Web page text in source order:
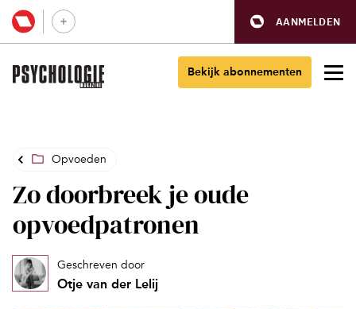
AANMELDEN
Bekijk abonnementen
Opvoeden
Zo doorbreek je oude
opvoedpatronen
Geschreven door
Otje van der Lelij